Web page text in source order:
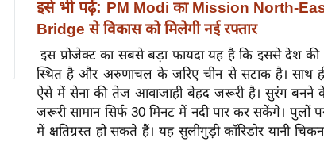
इसे भी पढ़ें: PM Modi का Mission North-
Bridge से विकास को मिलेगी नई रफ्तार
इस प्रोजेक्ट का सबसे बड़ा फायदा यह है कि इससे देश की
स्थित है और अरुणाचल के जरिए चीन से सटाक है। साथ ही
ऐसे में सेना की तेज आवाजाही बेहद जरूरी है। सुरंग बनने
जरूरी सामान सिर्फ 30 मिनट में नदी पार कर सकेंगे। पुलों
में क्षतिग्रस्त हो सकते हैं। यह सुलीगुड़ी कॉरिडोर यानी